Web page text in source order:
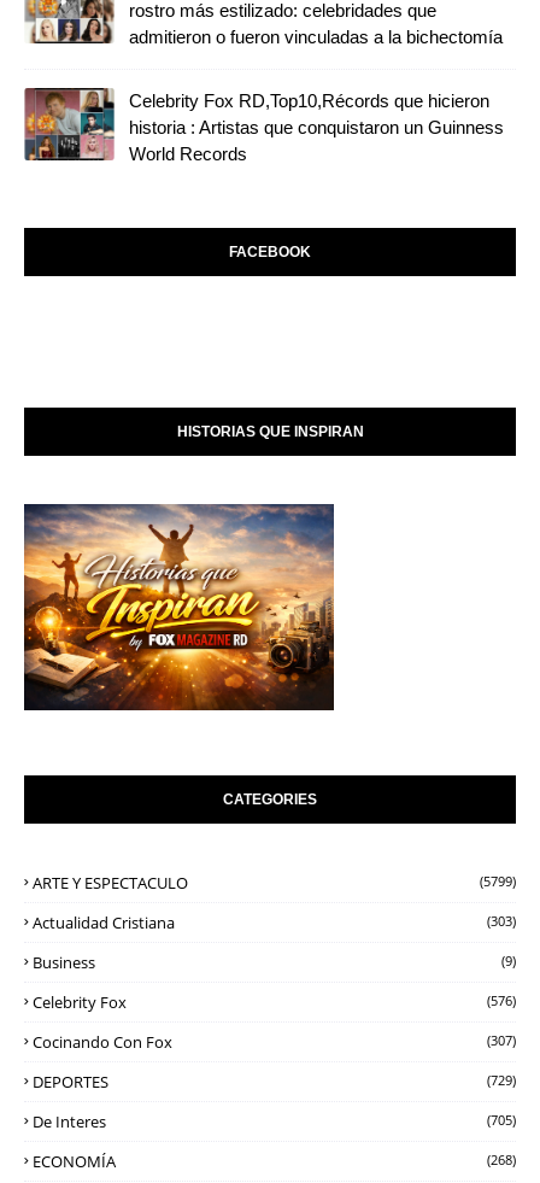
rostro más estilizado: celebridades que
admitieron o fueron vinculadas a la bichectomía
Celebrity Fox RD,Top10,Récords que hicieron
historia : Artistas que conquistaron un Guinness
World Records
FACEBOOK
HISTORIAS QUE INSPIRAN
CATEGORIES
ARTE Y ESPECTACULO (5799)
Actualidad Cristiana (303)
Business (9)
Celebrity Fox (576)
Cocinando Con Fox (307)
DEPORTES (729)
De Interes (705)
ECONOMÍA (268)